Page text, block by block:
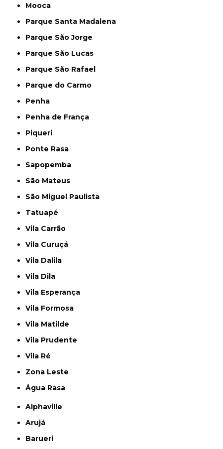
Mooca
Parque Santa Madalena
Parque São Jorge
Parque São Lucas
Parque São Rafael
Parque do Carmo
Penha
Penha de França
Piqueri
Ponte Rasa
Sapopemba
São Mateus
São Miguel Paulista
Tatuapé
Vila Carrão
Vila Curuçá
Vila Dalila
Vila Dila
Vila Esperança
Vila Formosa
Vila Matilde
Vila Prudente
Vila Ré
Zona Leste
Água Rasa
Alphaville
Arujá
Barueri